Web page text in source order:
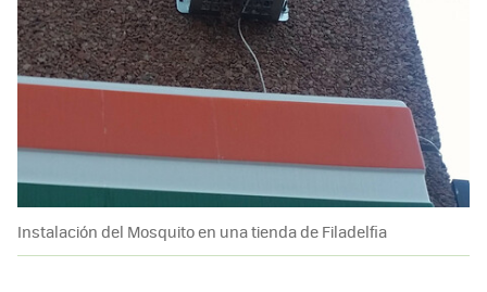
Instalación del Mosquito en una tienda de Filadelfia